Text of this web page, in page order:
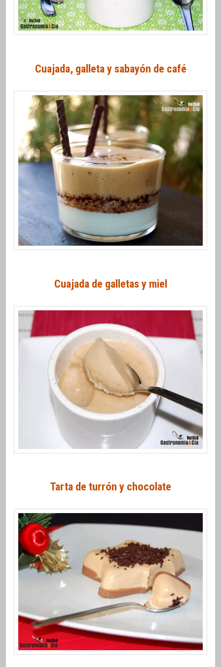
Cuajada, galleta y sabayón de café
Cuajada de galletas y miel
Tarta de turrón y chocolate